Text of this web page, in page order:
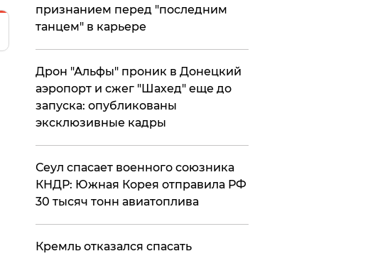
признанием перед "последним
танцем" в карьере
Дрон "Альфы" проник в Донецкий
аэропорт и сжег "Шахед" еще до
запуска: опубликованы
эксклюзивные кадры
​Сеул спасает военного союзника
КНДР: Южная Корея отправила РФ
30 тысяч тонн авиатоплива
Кремль отказался спасать